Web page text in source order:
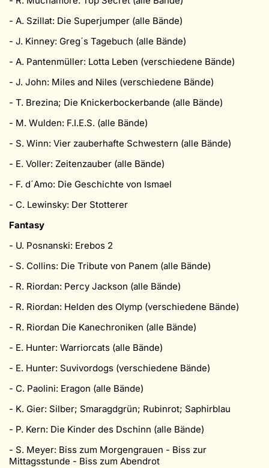
- A. Szillat: Die Superjumper (alle Bände)
- J. Kinney: Greg´s Tagebuch (alle Bände)
- A. Pantenmüller: Lotta Leben (verschiedene Bände)
- J. John: Miles and Niles (verschiedene Bände)
- T. Brezina; Die Knickerbockerbande (alle Bände)
- M. Wulden: F.I.E.S. (alle Bände)
- S. Winn: Vier zauberhafte Schwestern (alle Bände)
- E. Voller: Zeitenzauber (alle Bände)
- F. d´Amo: Die Geschichte von Ismael
- C. Lewinsky: Der Stotterer
Fantasy
- U. Posnanski: Erebos 2
- S. Collins: Die Tribute von Panem (alle Bände)
- R. Riordan: Percy Jackson (alle Bände)
- R. Riordan: Helden des Olymp (verschiedene Bände)
- R. Riordan Die Kanechroniken (alle Bände)
- E. Hunter: Warriorcats (alle Bände)
- E. Hunter: Suvivordogs (verschiedene Bände)
- C. Paolini: Eragon (alle Bände)
- K. Gier: Silber; Smaragdgrün; Rubinrot; Saphirblau
- P. Kern: Die Kinder des Dschinn (alle Bände)
- S. Meyer: Biss zum Morgengrauen - Biss zur
Mittagsstunde - Biss zum Abendrot